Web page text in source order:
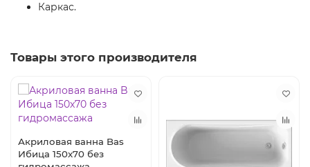
Каркас.
Товары этого производителя
Акриловая ванна Bas
Ибица 150x70 без